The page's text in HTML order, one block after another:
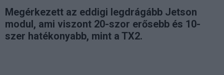
Megérkezett az eddigi legdrágább Jetson
modul, ami viszont 20-szor erősebb és 10-
szer hatékonyabb, mint a TX2.